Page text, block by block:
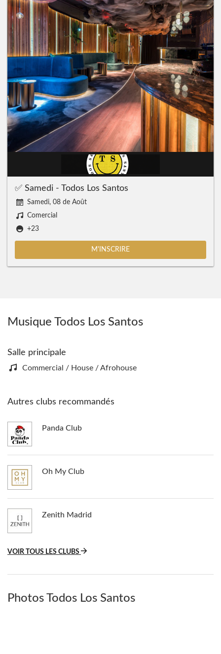
✅ Samedi - Todos Los Santos
Samedi, 08 de Août
Comercial
+23
M'INSCRIRE
Musique Todos Los Santos
Salle principale
Commercial / House / Afrohouse
Autres clubs recommandés
Panda Club
Oh My Club
Zenith Madrid
VOIR TOUS LES CLUBS
Photos Todos Los Santos